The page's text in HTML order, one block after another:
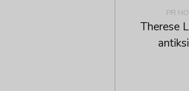
PR
Therese